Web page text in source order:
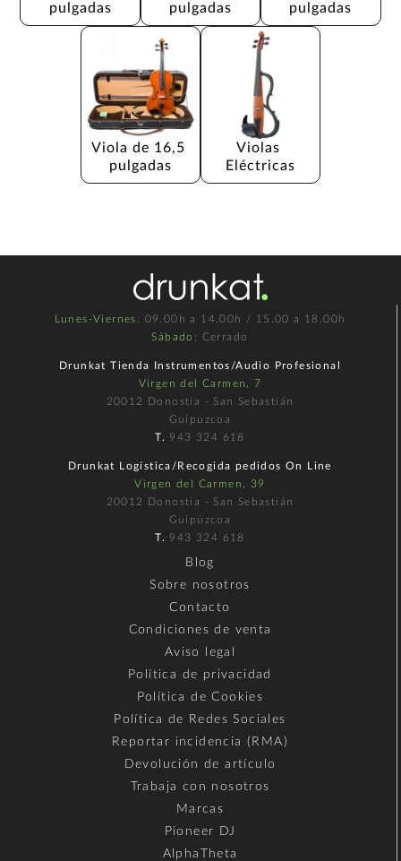
pulgadas pulgadas pulgadas
Viola de 16,5
pulgadas
Violas
Eléctricas
Lunes-Viernes : 09.00h a 14.00h / 15.00 a 18.00h
Sábado : Cerrado
Drunkat Tienda Instrumentos/Audio Profesional
Virgen del Carmen, 7
20012 Donostia - San Sebastián
Guipúzcoa
T. 943 324 618
Drunkat Logística/Recogida pedidos On Line
Virgen del Carmen, 39
20012 Donostia - San Sebastián
Guipúzcoa
T. 943 324 618
Blog
Sobre nosotros
Contacto
Condiciones de venta
Aviso legal
Política de privacidad
Política de Cookies
Política de Redes Sociales
Reportar incidencia (RMA)
Devolución de artículo
Trabaja con nosotros
Marcas
Pioneer DJ
AlphaTheta